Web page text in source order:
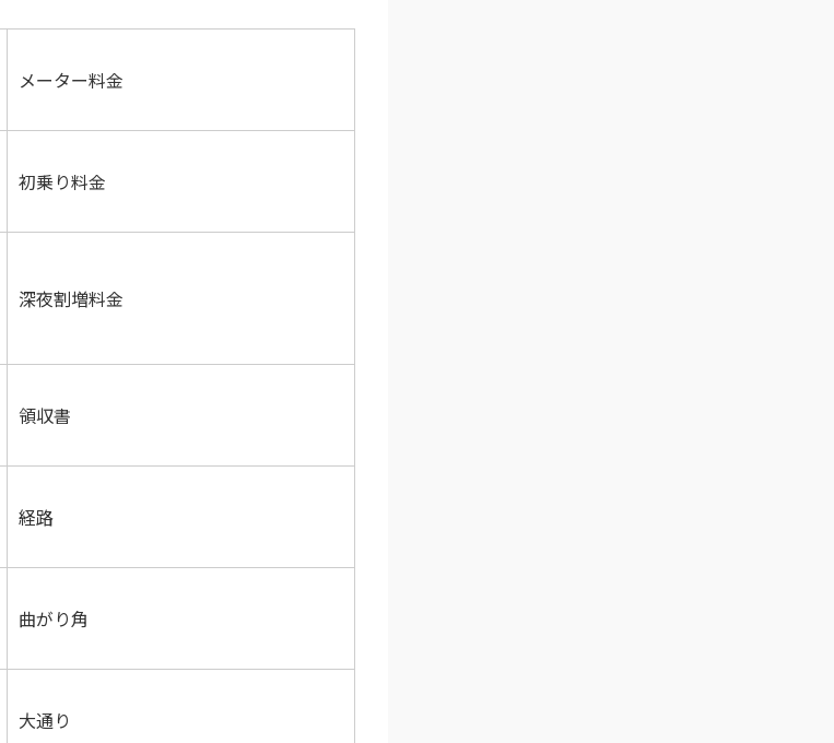
メーター料金
初乗り料金
深夜割増料金
領収書
経路
曲がり角
大通り